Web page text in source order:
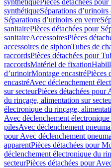
synthétiquePièces détachées
synthétiqueSéparations d’urinoirs
Séparations d’urinoirs en verre
sanitairePièces détachées pour
sanitaireAccessoiresPièces
accessoires de siphonTubes de
raccordsPièces détachées pour
raccordsMatériel de fixation
dʼurinoirMontage encastréPièces
encastréAvec déclenchement
sur secteurPièces détachées pour
du rinçage, alimentation sur
électronique du rinçage,
Avec déclenchement
pilesAvec déclenchement
pour Avec déclenchement
apparentPièces détachées pour
déclenchement électronique du
secteurPièces détachées pour